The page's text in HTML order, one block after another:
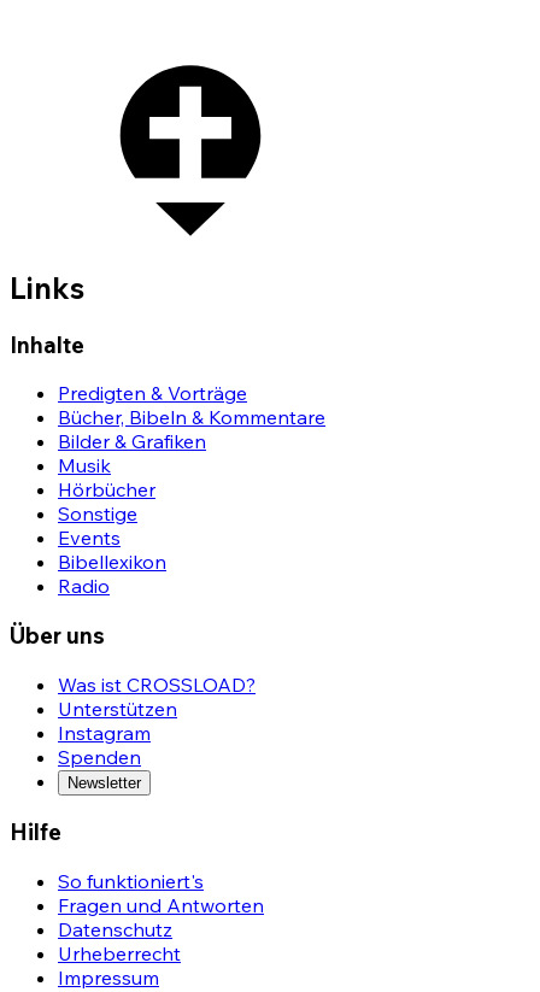
Links
Inhalte
Predigten & Vorträge
Bücher, Bibeln & Kommentare
Bilder & Grafiken
Musik
Hörbücher
Sonstige
Events
Bibellexikon
Radio
Über uns
Was ist CROSSLOAD?
Unterstützen
Instagram
Spenden
Newsletter
Hilfe
So funktioniert's
Fragen und Antworten
Datenschutz
Urheberrecht
Impressum